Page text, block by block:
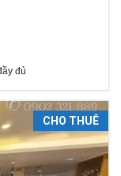
đủ
CHO THUÊ